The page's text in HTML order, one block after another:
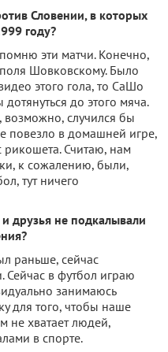
Словении, в которых
году?
эти матчи. Конечно,
Шовковскому. Было
этого гола, то СаШо
до этого мяча.
случился бы
повезло в домашней игре,
рикошета. Считаю, нам
к сожалению, были,
тут ничего
друзья не подкалывали
раньше, сейчас
в футбол играю
занимаюсь
для того, чтобы наше
не хватает людей,
в спорте.